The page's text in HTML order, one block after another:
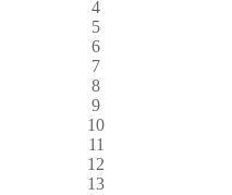
4
5
6
7
8
9
10
11
12
13